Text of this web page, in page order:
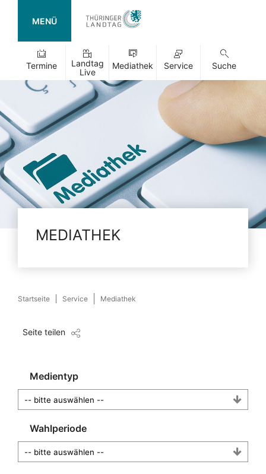
MENÜ
Termine
Landtag
Live
Mediathek Service Suche
MEDIATHEK
Startseite Service Mediathek
Seite teilen
Medientyp
Wahlperiode